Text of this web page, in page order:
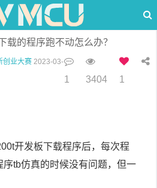
载的程序跑不动怎么办？
创业大赛 2023-03-
1 3404 1
开发板下载程序后，每次程
序tb仿真的时候没有问题，但一